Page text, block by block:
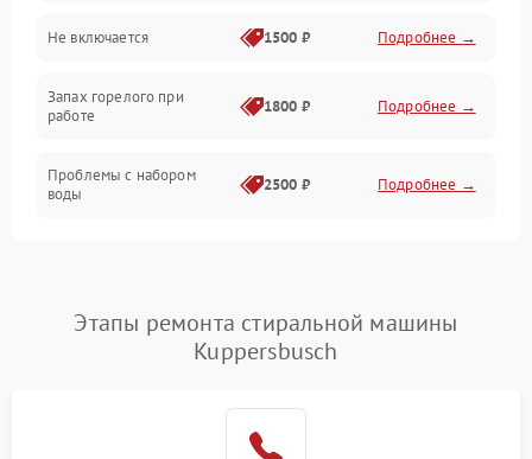
Не включается 1500 ₽ Подробнее →
Запах горелого при
работе
1800 ₽ Подробнее →
Проблемы с набором
воды
2500 ₽ Подробнее →
Замена платы управления
Этапы ремонта стиральной машины
Kuppersbusch